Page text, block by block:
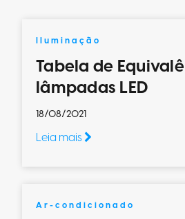
Iluminação
Tabela de
lâmpadas LED
18/08/2021
Leia mais
Ar-condicionado